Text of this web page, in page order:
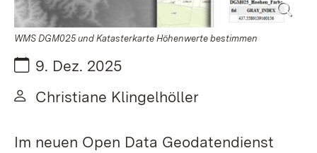
WMS DGM025 und Katasterkarte Höhenwerte bestimmen
Datum:
9. Dez. 2025
Von:
Christiane Klingelhöller
Im neuen Open Data Geodatendienst